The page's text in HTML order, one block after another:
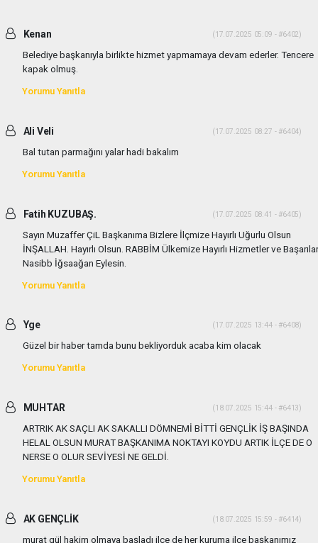
Kenan (17.07.2025 05:09 - #6402)
Belediye başkanıyla birlikte hizmet yapmamaya devam ederler. Tencere
kapak olmuş.
Yorumu Yanıtla
Ali Veli (17.07.2025 08:27 - #6404)
Bal tutan parmağını yalar hadi bakalım
Yorumu Yanıtla
Fatih KUZUBAŞ. (17.07.2025 08:41 - #6405)
Sayın Muzaffer ÇiL Başkanıma Bizlere İlçmize Hayırlı Uğurlu Olsun
İNŞALLAH. Hayırlı Olsun. RABBİM Ülkemize Hayırlı Hizmetler ve Başarılar
Nasibb İğsaağan Eylesin.
Yorumu Yanıtla
Yge (17.07.2025 13:44 - #6408)
Güzel bir haber tamda bunu bekliyorduk acaba kim olacak
Yorumu Yanıtla
MUHTAR (18.07.2025 15:44 - #6413)
ARTRIK AK SAÇLI AK SAKALLI DÖMNEMİ BİTTİ GENÇLİK İŞ BAŞINDA
HELAL OLSUN MURAT BAŞKANIMA NOKTAYI KOYDU ARTIK İLÇE DE O
NERSE O OLUR SEVİYESİ NE GELDİ.
Yorumu Yanıtla
AK GENÇLİK (18.07.2025 15:59 - #6414)
murat gül hakim olmaya başladı ilçe de her kuruma ilçe başkanımız